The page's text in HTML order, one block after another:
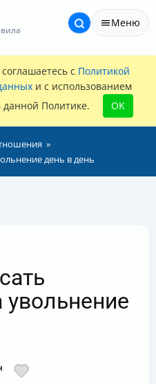
Меню
с Политикой
и с использованием
Политике.
OK
день в день
увольнение